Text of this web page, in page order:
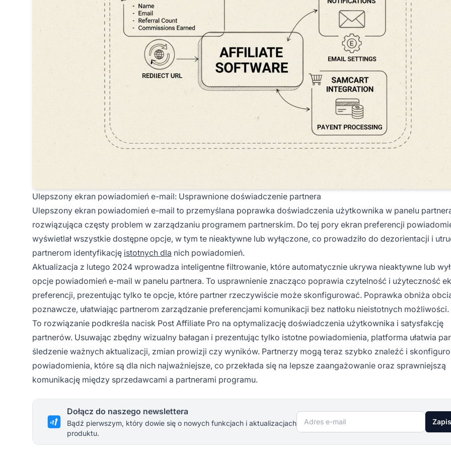
Ulepszony ekran powiadomień e-mail: Usprawnione doświadczenie partnera
Ulepszony ekran powiadomień e-mail to przemyślana poprawka doświadczenia użytkownika w panelu
rozwiązująca częsty problem w zarządzaniu programem partnerskim. Do tej pory ekran preferencji
wyświetlał wszystkie dostępne opcje, w tym te nieaktywne lub wyłączone, co prowadziło do dezorientacji i
partnerom identyfikację istotnych dla nich powiadomień.
Aktualizacja z lutego 2024 wprowadza inteligentne filtrowanie, które automatycznie ukrywa nieaktywne lub
opcje powiadomień e-mail w panelu partnera. To usprawnienie znacząco poprawia czytelność i użyteczność
preferencji, prezentując tylko te opcje, które partner rzeczywiście może skonfigurować. Poprawka obniża
poznawcze, ułatwiając partnerom zarządzanie preferencjami komunikacji bez natłoku nieistotnych możliwości.
To rozwiązanie podkreśla nacisk Post Affiliate Pro na optymalizację doświadczenia użytkownika i satysfakcję
partnerów. Usuwając zbędny wizualny bałagan i prezentując tylko istotne powiadomienia, platforma ułatwia
śledzenie ważnych aktualizacji, zmian prowizji czy wyników. Partnerzy mogą teraz szybko znaleźć i
powiadomienia, które są dla nich najważniejsze, co przekłada się na lepsze zaangażowanie oraz sprawniejszą
komunikację między sprzedawcami a partnerami programu.
Dołącz do naszego newslettera
Bądź pierwszym, który dowie się o nowych funkcjach i aktualizacjach
produktu.
Adres e-mail